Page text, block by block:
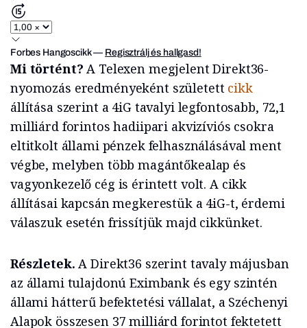
Forbes Hangoscikk— Regisztrálj és hallgasd!
Mi történt?A Telexen megjelent Direkt36-
nyomozás eredményeként született cikk
állítása szerint a 4iG tavalyi legfontosabb, 72,1
milliárd forintos hadiipari akvizíviós csokra
eltitkolt állami pénzek felhasználásával ment
végbe, melyben több magántőkealap és
vagyonkezelő cég is érintett volt. A cikk
állításai kapcsán megkerestük a 4iG-t, érdemi
válaszuk esetén frissítjük majd cikkünket.
Részletek.A Direkt36 szerint tavaly májusban
az állami tulajdonú Eximbank és egy szintén
állami hátterű befektetési vállalat, a Széchenyi
Alapok összesen 37 milliárd forintot fektetett